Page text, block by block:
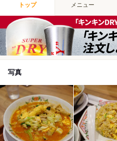
トップ メニュー
写真